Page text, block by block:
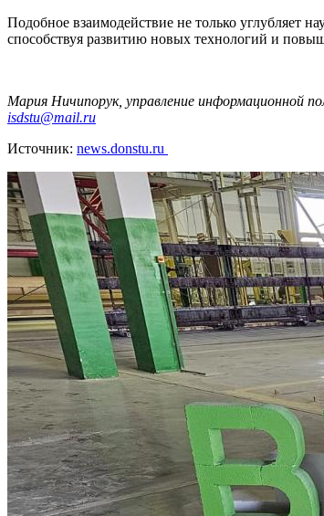
Подобное взаимодействие не только углубляет
способствуя развитию новых технологий и
Мария Ничипорук, управление информационной
isdstu@mail.ru
Источник: news.donstu.ru